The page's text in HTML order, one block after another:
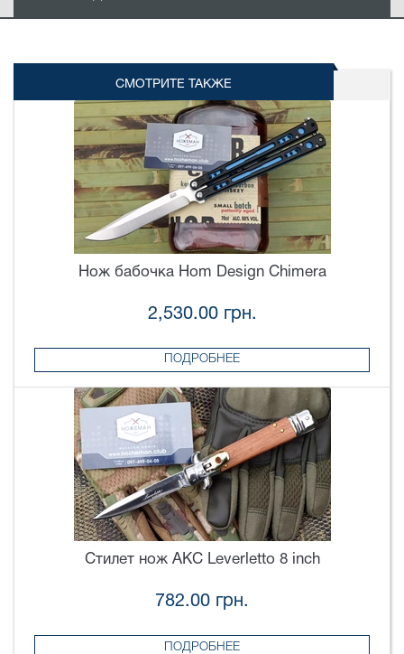
СМОТРИТЕ ТАКЖЕ
Нож бабочка Hom Design Chimera
2,530.00 грн.
ПОДРОБНЕЕ
Стилет нож AKC Leverletto 8 inch
782.00 грн.
ПОДРОБНЕЕ